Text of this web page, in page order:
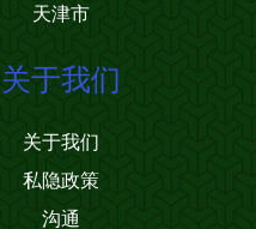
天津市
关于我们
关于我们
私隐政策
沟通